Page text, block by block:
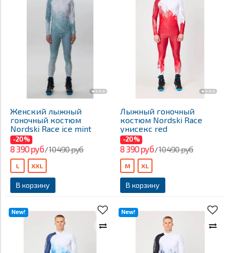
Женский лыжный
гоночный костюм
Nordski Race ice mint
-20%
8 390 руб/10 490 руб
В корзину
L XXL
Лыжный гоночный
костюм Nordski Race
унисекс red
-20%
8 390 руб/10 490 руб
В корзину
M XL
New! New!